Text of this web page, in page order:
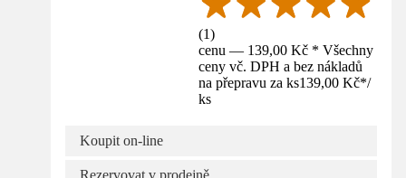
(1)
cenu — 139,00 Kč * Všechny
ceny vč. DPH a bez nákladů
na přepravu za ks139,00 Kč*/
ks
Koupit on-line